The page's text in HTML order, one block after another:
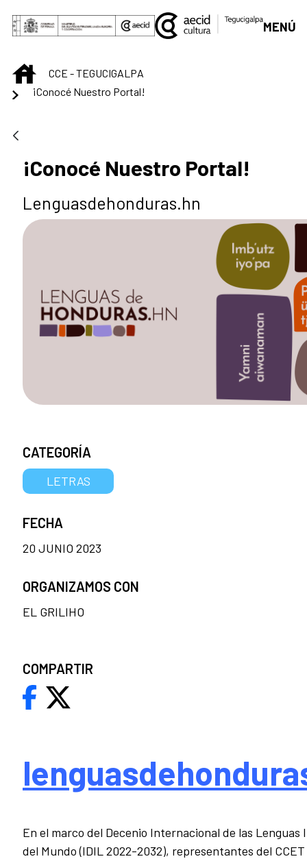
Saltar al contenido principal
MENÚ
INICIOCCE - TEGUCIGALPA
¡Conocé Nuestro Portal!
¡Conocé Nuestro Portal!
Lenguasdehonduras.hn
En el marco del Decenio Internacional de las Lenguas
del Mundo (IDIL 2022-2032), representantes del CCET
CATEGORÍA
LETRAS
FECHA
20 JUNIO 2023
ORGANIZAMOS CON
EL GRILIHO
COMPARTIR